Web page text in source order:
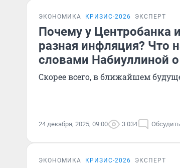
ЭКОНОМИКА КРИЗИС-2026 ЭКСПЕРТ
Почему у Центробанка
разная инфляция? Что
словами Набиуллиной о
Скорее всего, в ближайшем
24 декабря, 2025, 09:00 3 034 Обсудить
ЭКОНОМИКА КРИЗИС-2026 ЭКСПЕРТ